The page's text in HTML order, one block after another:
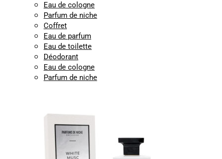
Eau de cologne
Parfum de niche
Coffret
Eau de parfum
Eau de toilette
Déodorant
Eau de cologne
Parfum de niche